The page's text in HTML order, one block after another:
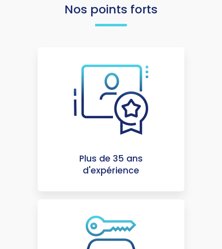
Nos points forts
Plus de 35 ans
d'expérience